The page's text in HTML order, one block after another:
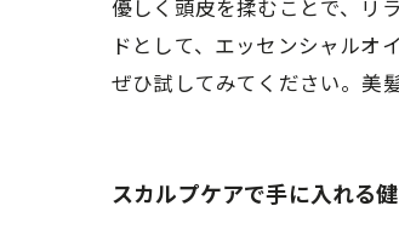
優しく頭皮を揉むことで、リ
ドとして、エッセンシャルオ
ぜひ試してみてください。美
スカルプケアで手に入れる